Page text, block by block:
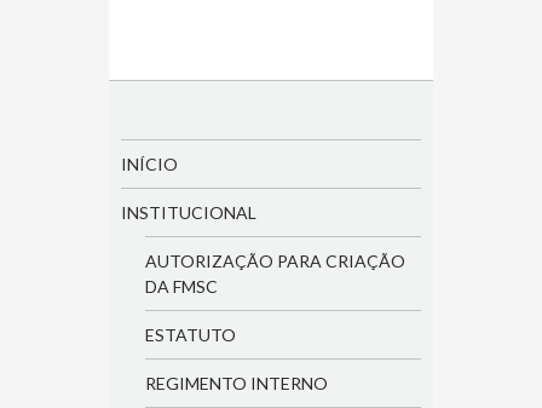
INÍCIO
INSTITUCIONAL
AUTORIZAÇÃO PARA CRIAÇÃO
DA FMSC
ESTATUTO
REGIMENTO INTERNO